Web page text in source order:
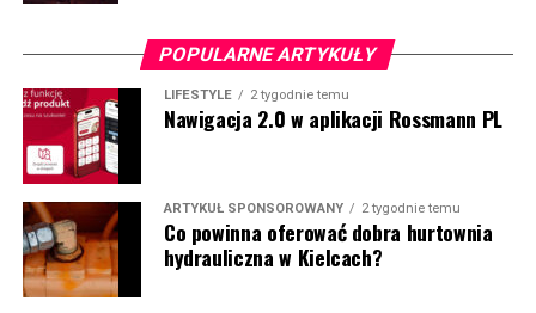
POPULARNE ARTYKUŁY
LIFESTYLE 2 tygodnie temu
Nawigacja 2.0 w aplikacji Rossmann PL
ARTYKUŁ SPONSOROWANY 2 tygodnie temu
Co powinna oferować dobra hurtownia
hydrauliczna w Kielcach?